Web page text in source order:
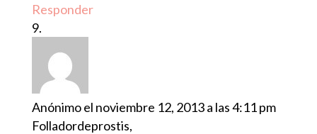
Responder
Anónimoel noviembre 12, 2013 a las 4:11 pm
Folladordeprostis,